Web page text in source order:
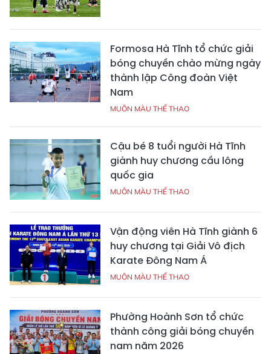
Formosa Hà Tĩnh tổ chức giải
bóng chuyền chào mừng ngày
thành lập Công đoàn Việt
Nam
MUÔN MÀU THỂ THAO
Cậu bé 8 tuổi người Hà Tĩnh
giành huy chương cầu lông
quốc gia
MUÔN MÀU THỂ THAO
Vận động viên Hà Tĩnh giành 6
huy chương tại Giải Vô địch
Karate Đông Nam Á
MUÔN MÀU THỂ THAO
Phường Hoành Sơn tổ chức
thành công giải bóng chuyền
nam năm 2026